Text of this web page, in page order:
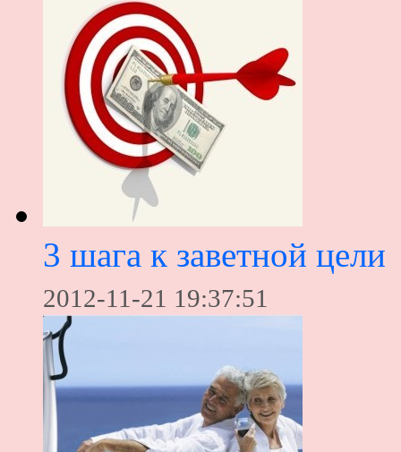
3 шага к заветной цели
2012-11-21 19:37:51